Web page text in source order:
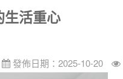
生活重心
發佈日期：2025-10-20